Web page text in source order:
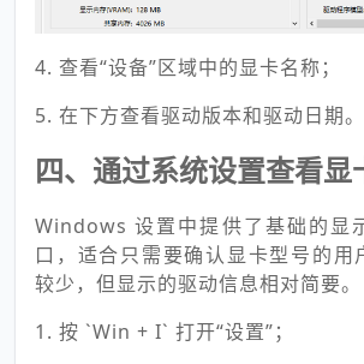
4. 查看“设备”区域中的显卡名称；
5. 在下方查看驱动版本和驱动日期。
四、通过系统设置查看显
Windows 设置中提供了基础的显
口，适合只需要确认显卡型号的用
较少，但显示的驱动信息相对简要。
1. 按 `Win + I` 打开“设置”；